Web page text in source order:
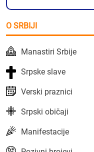
O SRBIJI
Manastiri Srbije
Srpske slave
Verski praznici
Srpski običaji
Manifestacije